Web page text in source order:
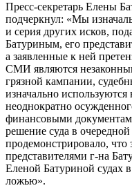
Пресс-секретарь Елены
подчеркнул: «Мы
и серия других исков,
Батуриным, его
а заявленные к ней
СМИ являются
грязной кампании,
изначально
неоднократно
финансовыми
решение суда в
продемонстрировало, что
представителями г-на
Еленой Батуриной судах
ложью».